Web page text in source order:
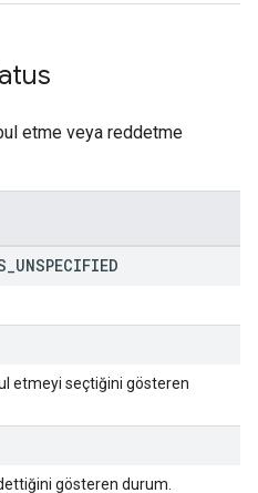
etme veya reddetme
UNSPECIFIED
etmeyi seçtiğini gösteren
gösteren durum.